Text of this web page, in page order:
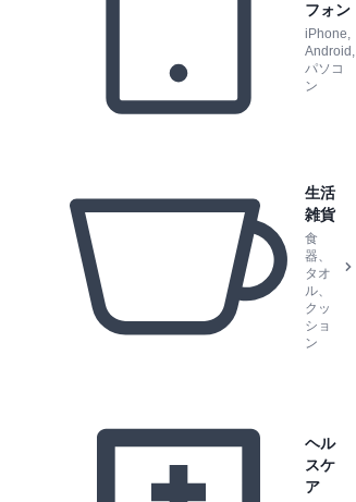
フォン
iPhone,
Android,
パソコ
ン
生活
雑貨
食
器、
タオ
ル、
クッ
ショ
ン
ヘル
スケ
ア